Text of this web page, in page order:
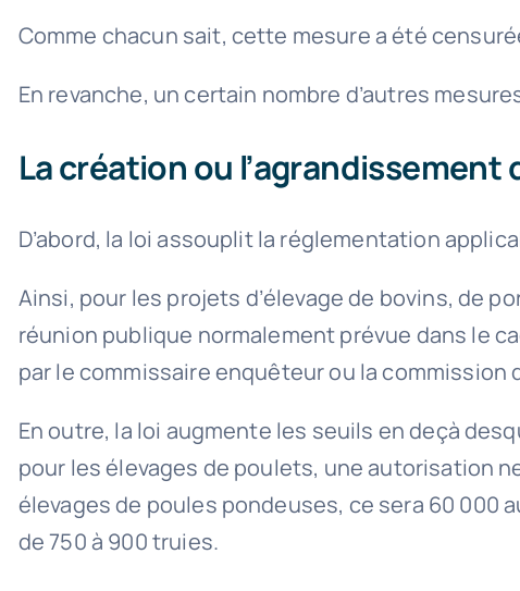
Comme chacun sait, cette mesure a été
En revanche, un certain nombre d’autres
La création ou l’agrandissement
D’abord, la loi assouplit la réglementation
Ainsi, pour les projets d’élevage de bovins, de
réunion publique normalement prévue dans le
par le commissaire enquêteur ou la commission
En outre, la loi augmente les seuils en deçà
pour les élevages de poulets, une autorisation
élevages de poules pondeuses, ce sera 60 000
de 750 à 900 truies.